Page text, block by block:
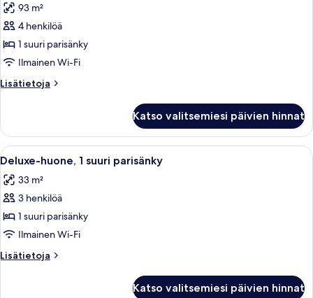
huonetyypin
Sviitti,
1
suuri
parisänky
(VIP)
93 m²
4 henkilöä
1 suuri parisänky
Ilmainen Wi-Fi
Lisätietoja
Lisätietoja
suuri
parisänky
(VIP)
Katso valitsemiesi päivien hinnat
Avaa
kaikki
huonetyypin
Deluxe-
huone,
1
suuri
parisänky
Kylpyhuone, jossa on pesuallas, peili
6
Deluxe-huone, 1 suuri parisänky
33 m²
3 henkilöä
1 suuri parisänky
Ilmainen Wi-Fi
Lisätietoja
Lisätietoja
Katso valitsemiesi päivien hinnat